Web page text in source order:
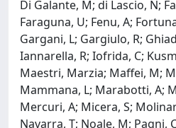
Di Galante, M; di Lascio, N;
Faraguna, U; Fenu, A;
Gargani, L; Gargiulo, R;
Iannarella, R; Iofrida, C;
Maestri, Marzia; Maffei, M;
Mammana, L; Marabotti, A;
Mercuri, A; Micera, S;
Navarra, T; Noale, M; Pagni,